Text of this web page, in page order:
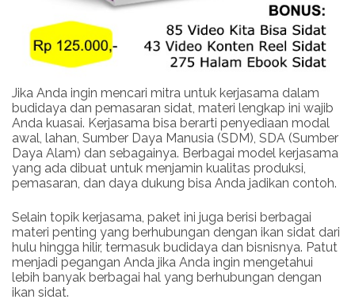
Jika Anda ingin mencari mitra untuk kerjasama dalam
budidaya dan pemasaran sidat, materi lengkap ini wajib
Anda kuasai. Kerjasama bisa berarti penyediaan modal
awal, lahan, Sumber Daya Manusia (SDM), SDA (Sumber
Daya Alam) dan sebagainya. Berbagai model kerjasama
yang ada dibuat untuk menjamin kualitas produksi,
pemasaran, dan daya dukung bisa Anda jadikan contoh.
Selain topik kerjasama, paket ini juga berisi berbagai
materi penting yang berhubungan dengan ikan sidat dari
hulu hingga hilir, termasuk budidaya dan bisnisnya. Patut
menjadi pegangan Anda jika Anda ingin mengetahui
lebih banyak berbagai hal yang berhubungan dengan
ikan sidat.